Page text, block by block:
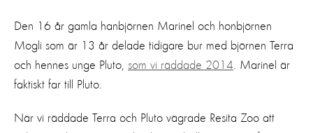
Den 16 år gamla hanbjörnen Marinel och honbjörnen
Mogli som är 13 år delade tidigare bur med björnen Terra
och hennes unge Pluto, som vi räddade 2014 . Marinel är
faktiskt far till Pluto.
När vi räddade Terra och Pluto vägrade Resita Zoo att